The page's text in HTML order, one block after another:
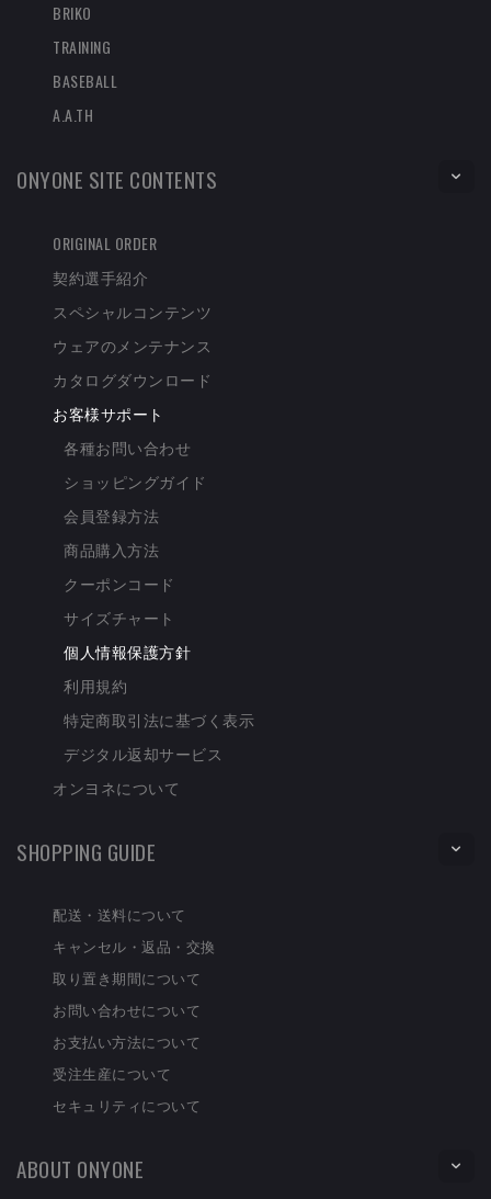
BRIKO
TRAINING
BASEBALL
A.A.TH
ONYONE SITE CONTENTS
ORIGINAL ORDER
契約選手紹介
スペシャルコンテンツ
ウェアのメンテナンス
カタログダウンロード
お客様サポート
各種お問い合わせ
ショッピングガイド
会員登録方法
商品購入方法
クーポンコード
サイズチャート
個人情報保護方針
利用規約
特定商取引法に基づく表示
デジタル返却サービス
オンヨネについて
SHOPPING GUIDE
配送・送料について
キャンセル・返品・交換
取り置き期間について
お問い合わせについて
お支払い方法について
受注生産について
セキュリティについて
ABOUT ONYONE